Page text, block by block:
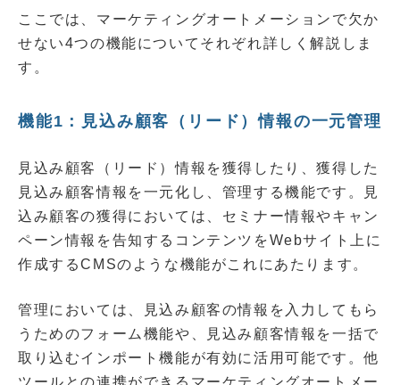
ここでは、マーケティングオートメーションで欠か
せない4つの機能についてそれぞれ詳しく解説しま
す。
機能1：見込み顧客（リード）情報の一元管理
見込み顧客（リード）情報を獲得したり、獲得した
見込み顧客情報を一元化し、管理する機能です。見
込み顧客の獲得においては、セミナー情報やキャン
ペーン情報を告知するコンテンツをWebサイト上に
作成するCMSのような機能がこれにあたります。
管理においては、見込み顧客の情報を入力してもら
うためのフォーム機能や、見込み顧客情報を一括で
取り込むインポート機能が有効に活用可能です。他
ツールとの連携ができるマーケティングオートメー